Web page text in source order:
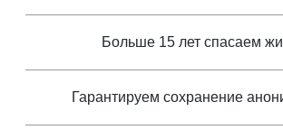
Больше 15 лет спасаем
Гарантируем сохранение